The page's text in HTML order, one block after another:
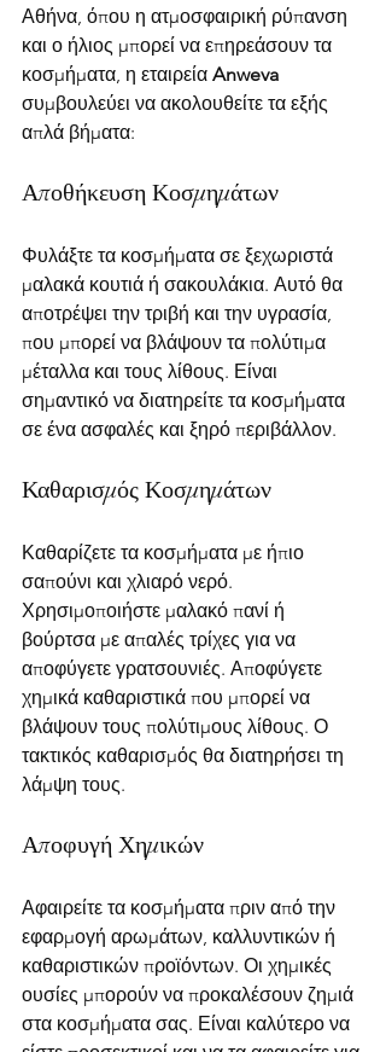
Αθήνα, όπου η ατμοσφαιρική ρύπανση
και ο ήλιος μπορεί να επηρεάσουν τα
κοσμήματα, η εταιρεία Anweva
συμβουλεύει να ακολουθείτε τα εξής
απλά βήματα:
Αποθήκευση Κοσμημάτων
Φυλάξτε τα κοσμήματα σε ξεχωριστά
μαλακά κουτιά ή σακουλάκια. Αυτό θα
αποτρέψει την τριβή και την υγρασία,
που μπορεί να βλάψουν τα πολύτιμα
μέταλλα και τους λίθους. Είναι
σημαντικό να διατηρείτε τα κοσμήματα
σε ένα ασφαλές και ξηρό περιβάλλον.
Καθαρισμός Κοσμημάτων
Καθαρίζετε τα κοσμήματα με ήπιο
σαπούνι και χλιαρό νερό.
Χρησιμοποιήστε μαλακό πανί ή
βούρτσα με απαλές τρίχες για να
αποφύγετε γρατσουνιές. Αποφύγετε
χημικά καθαριστικά που μπορεί να
βλάψουν τους πολύτιμους λίθους. Ο
τακτικός καθαρισμός θα διατηρήσει τη
λάμψη τους.
Αποφυγή Χημικών
Αφαιρείτε τα κοσμήματα πριν από την
εφαρμογή αρωμάτων, καλλυντικών ή
καθαριστικών προϊόντων. Οι χημικές
ουσίες μπορούν να προκαλέσουν ζημιά
στα κοσμήματα σας. Είναι καλύτερο να